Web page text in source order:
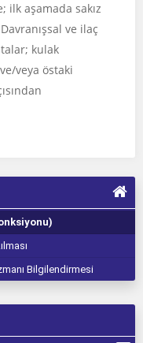
ilk aşamada sakız
ve ilaç
kulak
ve/veya östaki
Bilgilendirmesi